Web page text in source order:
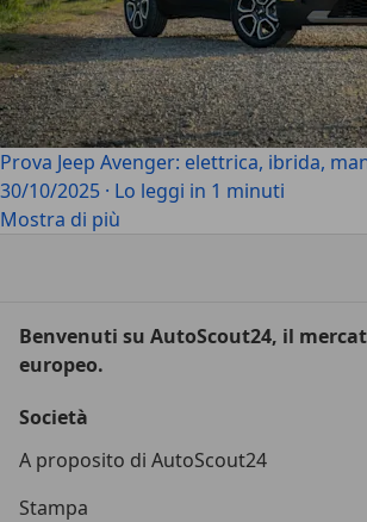
Prova Jeep Avenger: elettrica, ibrida,
30/10/2025 · Lo leggi in 1 minuti
Mostra di più
Benvenuti su AutoScout24, il
europeo.
Società
A proposito di AutoScout24
Stampa